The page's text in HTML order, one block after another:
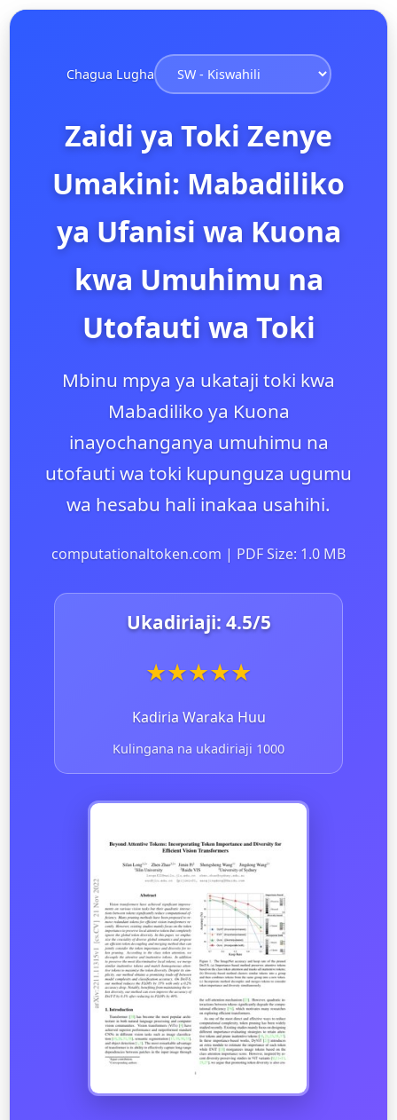
Chagua Lugha
Zaidi ya Toki Zenye
Umakini: Mabadiliko
ya Ufanisi wa Kuona
kwa Umuhimu na
Utofauti wa Toki
Mbinu mpya ya ukataji toki kwa
Mabadiliko ya Kuona
inayochanganya umuhimu na
utofauti wa toki kupunguza ugumu
wa hesabu hali inakaa usahihi.
computationaltoken.com | PDF Size: 1.0 MB
Ukadiriaji: 4.5/5
★★★★★
Kadiria Waraka Huu
Kulingana na ukadiriaji 1000